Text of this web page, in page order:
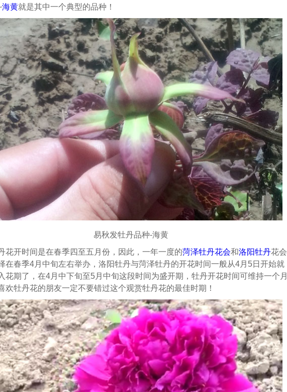
海黄就是其中一个典型的品种！
易秋发牡丹品种-海黄
花开时间是在春季四至五月份，因此，一年一度的菏泽牡丹花会和洛阳牡丹花会
在春季4月中旬左右举办，洛阳牡丹与菏泽牡丹的开花时间一般从4月5日开始就
花期了，在4月中下旬至5月中旬这段时间为盛开期，牡丹开花时间可维持一个月
欢牡丹花的朋友一定不要错过这个观赏牡丹花的最佳时期！